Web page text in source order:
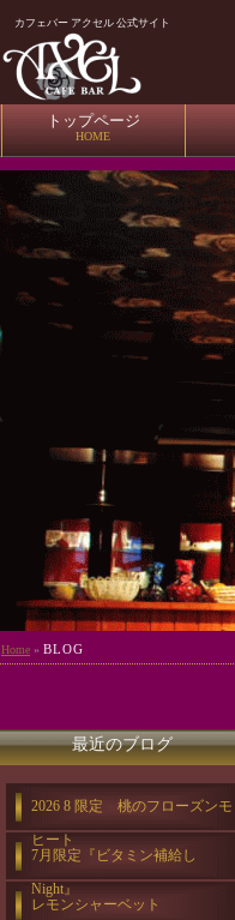
カフェバー アクセル 公式サイト
トップページ
HOME
Home » BLOG
最近のブログ
2026 8 限定 桃のフローズンモ
ヒート
7月限定『ビタミン補給し
Night』
レモンシャーベット